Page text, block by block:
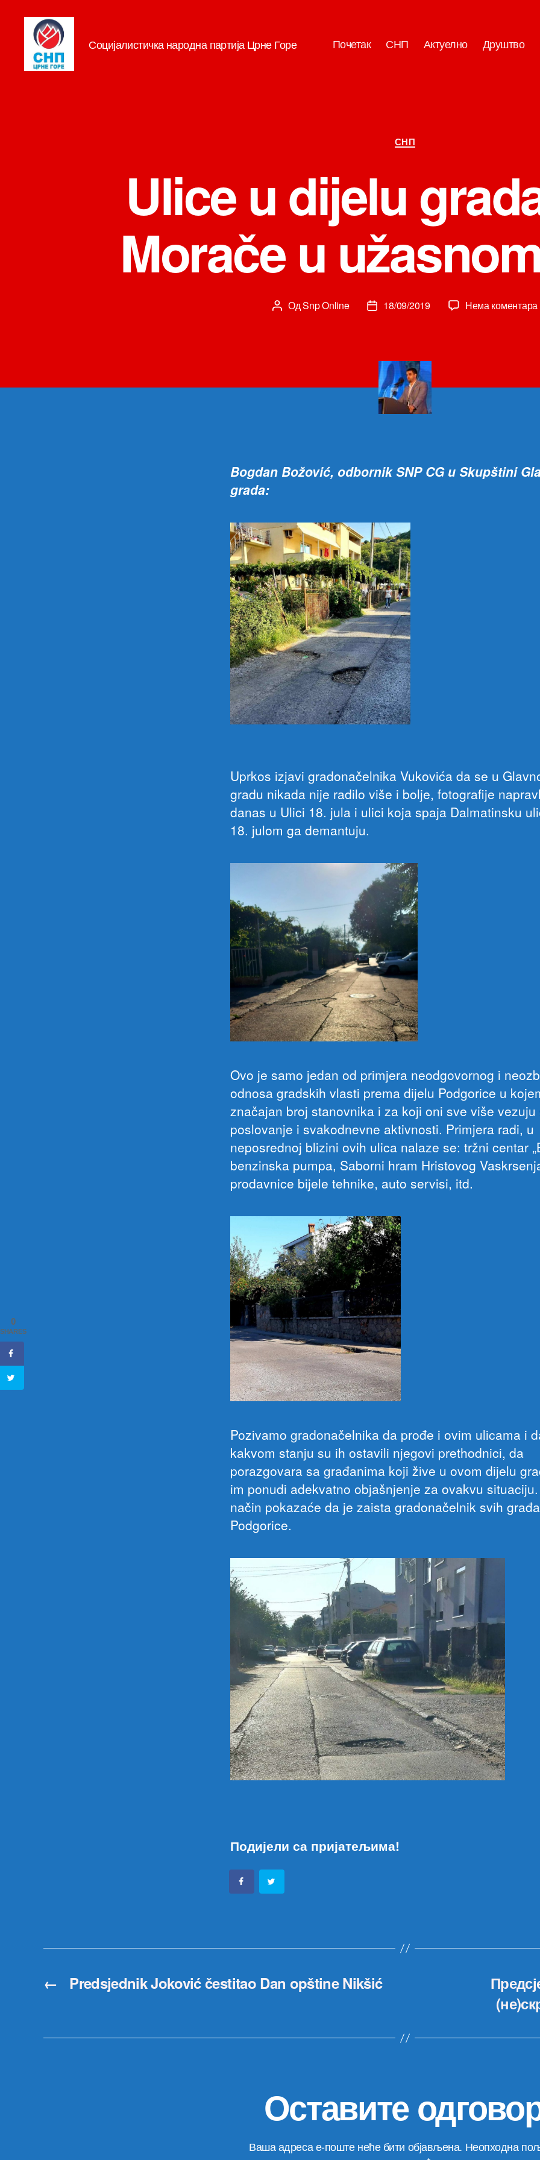
Социјалистичка народна партија Црне Горе Почетак СНП Актуелно Друштво
Категорије
СНП
Ulice u dijelu
Morače u
Аутор
ОдSnp Online
Датум
18/09/2019 Нема коментара
Bogdan Božović, odbornik SNP CG u Skupštini
grada:
Uprkos izjavi gradonačelnika Vukovića da se u
gradu nikada nije radilo više i bolje, fotografije
danas u Ulici 18. jula i ulici koja spaja Dalmatinsku
18. julom ga demantuju.
Ovo je samo jedan od primjera neodgovornog i
odnosa gradskih vlasti prema dijelu Podgorice u
značajan broj stanovnika i za koji oni sve više vezuju
poslovanje i svakodnevne aktivnosti. Primjera radi, u
neposrednoj blizini ovih ulica nalaze se: tržni centar
benzinska pumpa, Saborni hram Hristovog
prodavnice bijele tehnike, auto servisi, itd.
Pozivamo gradonačelnika da prođe i ovim ulicama i
kakvom stanju su ih ostavili njegovi prethodnici, da
porazgovara sa građanima koji žive u ovom dijelu
im ponudi adekvatno objašnjenje za ovakvu
način pokazaće da je zaista gradonačelnik svih
Podgorice.
Подијели са пријатељима!
← Predsjednik Joković čestitao Dan opštine Nikšić
Оставите
Ваша адреса е-поште неће бити објављена. Неопходна
0
SHARES